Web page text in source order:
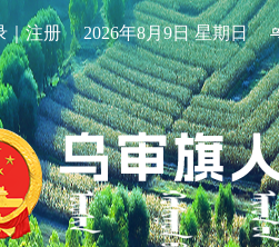
｜注册 2026年8月9日 星期日